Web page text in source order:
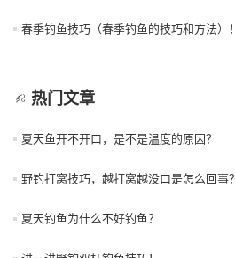
春季钓鱼技巧（春季钓鱼的技巧和方法）！
热门文章
夏天鱼开不开口，是不是温度的原因？
野钓打窝技巧，越打窝越没口是怎么回事？
夏天钓鱼为什么不好钓鱼？